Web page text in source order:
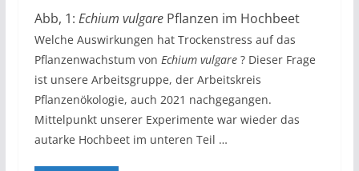
Abb, 1: Echium vulgarePflanzen im Hochbeet
Welche Auswirkungen hat Trockenstress auf das
Pflanzenwachstum von Echium vulgare? Dieser Frage
ist unsere Arbeitsgruppe, der Arbeitskreis
Pflanzenökologie, auch 2021 nachgegangen.
Mittelpunkt unserer Experimente war wieder das
autarke Hochbeet im unteren Teil …